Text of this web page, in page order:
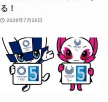
る！
2026年7月26日